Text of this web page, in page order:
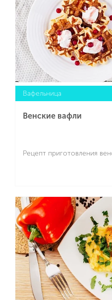
Вафельница
Венские вафли
Рецепт приготовления
Подробнее